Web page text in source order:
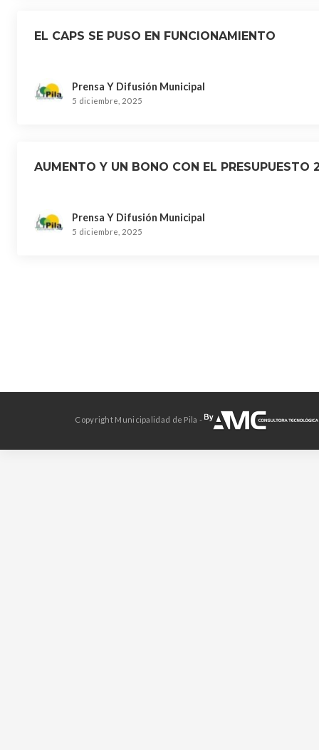
EL CAPS SE PUSO EN FUNCIONAMIENTO
Prensa Y Difusión Municipal
5 diciembre, 2025
AUMENTO Y UN BONO CON EL PRESUPUESTO
Prensa Y Difusión Municipal
5 diciembre, 2025
Copyright Municipalidad de Pila -